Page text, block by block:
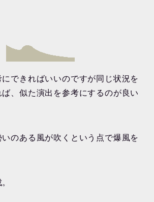
できればいいのですが同じ状況を
、似た演出を参考にするのが良い
のある風が吹くという点で爆風を